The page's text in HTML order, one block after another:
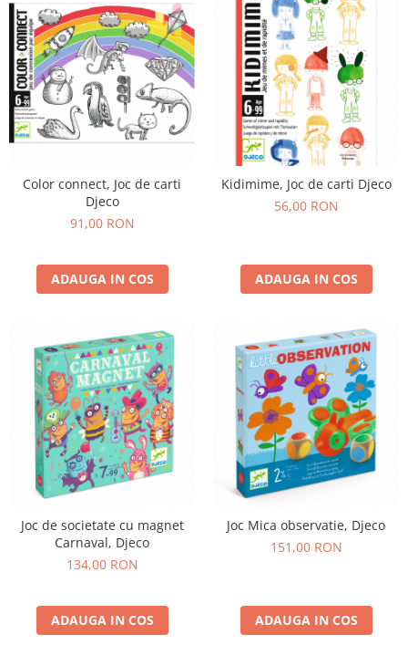
Color connect, Joc de carti
Djeco
91,00 RON
ADAUGA IN COS
Kidimime, Joc de carti Djeco
56,00 RON
ADAUGA IN COS
Joc de societate cu magnet
Carnaval, Djeco
134,00 RON
ADAUGA IN COS
Joc Mica observatie, Djeco
151,00 RON
ADAUGA IN COS